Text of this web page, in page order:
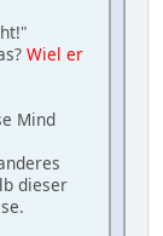
Wiel er
Mind
dieser